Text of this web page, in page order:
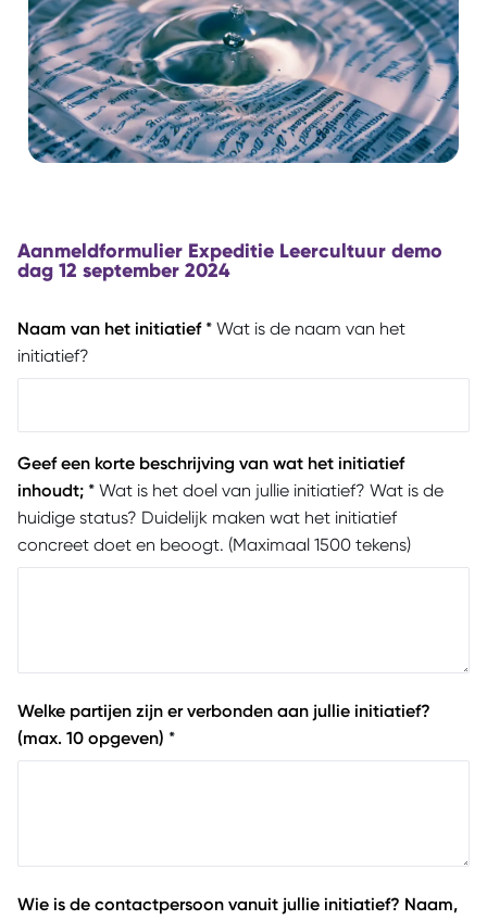
Aanmeldformulier Expeditie Leercultuur demo
dag 12 september 2024
Naam van het initiatief * Wat is de naam van het
initiatief?
Geef een korte beschrijving van wat het initiatief
inhoudt; * Wat is het doel van jullie initiatief? Wat is de
huidige status? Duidelijk maken wat het initiatief
concreet doet en beoogt. (Maximaal 1500 tekens)
Welke partijen zijn er verbonden aan jullie initiatief?
(max. 10 opgeven) *
Wie is de contactpersoon vanuit jullie initiatief? Naam,